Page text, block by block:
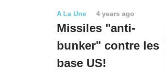
A La Une 4 years ago
Missiles "anti-
bunker" contre les
base US!